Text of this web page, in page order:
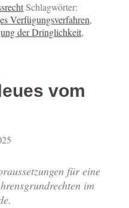
Schlagwörter:
Verfügungsverfahren,
der Dringlichkeit,
vom
für eine
im